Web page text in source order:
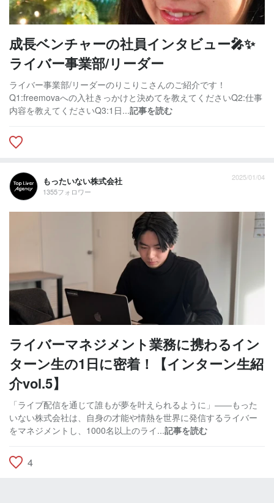
成長ベンチャーの社員インタビュー🎤✨
ライバー事業部/リーダー
ライバー事業部/リーダーのりこりこさんのご紹介です！
Q1:freemovaへの入社きっかけと決めてを教えてくださいQ2:仕事
内容を教えてくださいQ3:1日...記事を読む
もったいない株式会社
1355フォロワー
2025/01/04
ライバーマネジメント業務に携わるイン
ターン生の1日に密着！【インターン生紹
介vol.5】
「ライブ配信を通じて誰もが夢を叶えられるように」――もった
いない株式会社は、自身の才能や情熱を世界に発信するライバー
をマネジメントし、1000名以上のライ...記事を読む
4